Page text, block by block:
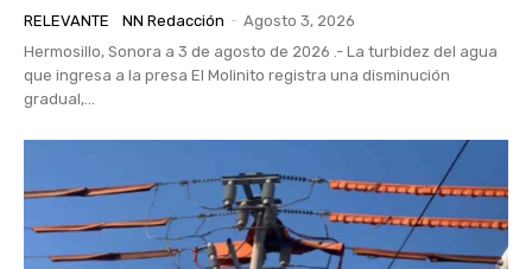
RELEVANTE NN Redacción - Agosto 3, 2026
Hermosillo, Sonora a 3 de agosto de 2026 .- La turbidez del agua
que ingresa a la presa El Molinito registra una disminución
gradual,...